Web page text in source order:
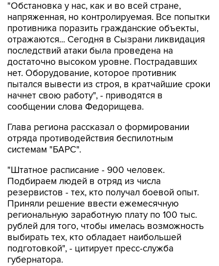
"Обстановка у нас, как и во всей стране,
напряженная, но контролируемая. Все попытки
противника поразить гражданские объекты,
отражаются... Сегодня в Сызрани ликвидация
последствий атаки была проведена на
достаточно высоком уровне. Пострадавших
нет. Оборудование, которое противник
пытался вывести из строя, в кратчайшие сроки
начнет свою работу", - приводятся в
сообщении слова Федорищева.
Глава региона рассказал о формировании
отряда противодействия беспилотным
системам "БАРС".
"Штатное расписание - 900 человек.
Подбираем людей в отряд из числа
резервистов - тех, кто получал боевой опыт.
Приняли решение ввести ежемесячную
региональную заработную плату по 100 тыс.
рублей для того, чтобы имелась возможность
выбирать тех, кто обладает наибольшей
подготовкой", - цитирует пресс-служба
губернатора.